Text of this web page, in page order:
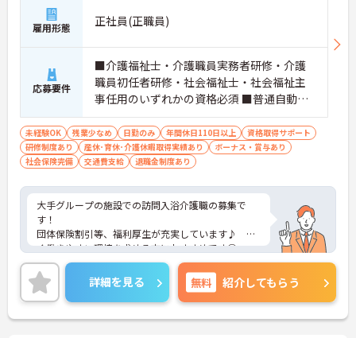
雇用形態 正社員(正職員)
応募要件
■介護福祉士・介護職員実務者研修・介護
職員初任者研修・社会福祉士・社会福祉主
事任用のいずれかの資格必須 ■普通自動車
免許（AT限定可）必須 ■未経験OK
未経験OK 残業少なめ 日勤のみ 年間休日110日以上
資格取得サポート
研修制度あり
産休･育休･介護休暇取得実績あり
ボーナス・賞与あり
社会保険完備
交通費支給 退職金制度あり
大手グループの施設での訪問入浴介護職の募集で
す！
団体保険割引等、福利厚生が充実しています♪ 長
く働きやすい環境を求める方におすすめです◎
しっかりと研修制度も整っているので、スキルに自
信がない方でもご安心ください☆
ご興味のある方には、面接対策ポイントなど、さら
に詳細をお話しいたしますのでお気軽にご相談くだ
さい！
詳細を見る 無料 紹介してもらう